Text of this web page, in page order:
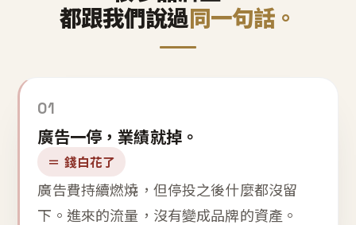
都跟我們說過同一句話。
01
廣告一停，業績就掉。
＝ 錢白花了
廣告費持續燃燒，但停投之後什麼都沒留
下。進來的流量，沒有變成品牌的資產。